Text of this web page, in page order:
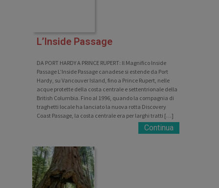
L’Inside Passage
DA PORT HARDY A PRINCE RUPERT: Il Magnifico Inside
Passage L’Inside Passage canadese si estende da Port
Hardy, su Vancouver Island, fino a Prince Rupert, nelle
acque protette della costa centrale e settentrionale della
British Columbia. Fino al 1996, quando la compagnia di
traghetti locale ha lanciato la nuova rotta Discovery
Coast Passage, la costa centrale era per larghi tratti […]
Continua